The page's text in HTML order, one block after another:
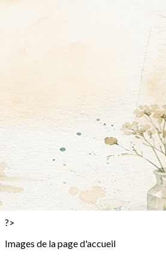
Exporter uniquement les colonnes
Stages Adultes et ou Ados
Inscription Stage Adulte
Stages Enfants
Inscription Stage Enfant
Stage Famille
Inscription Stage Famille
Stages passés en images!
La vague à l'Aquarelle des 10 et
Stages enfants terminés en
?>
Images de la page d'accueil